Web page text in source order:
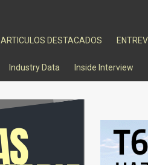
ARTICULOS DESTACADOS
Industry Data Inside Interview